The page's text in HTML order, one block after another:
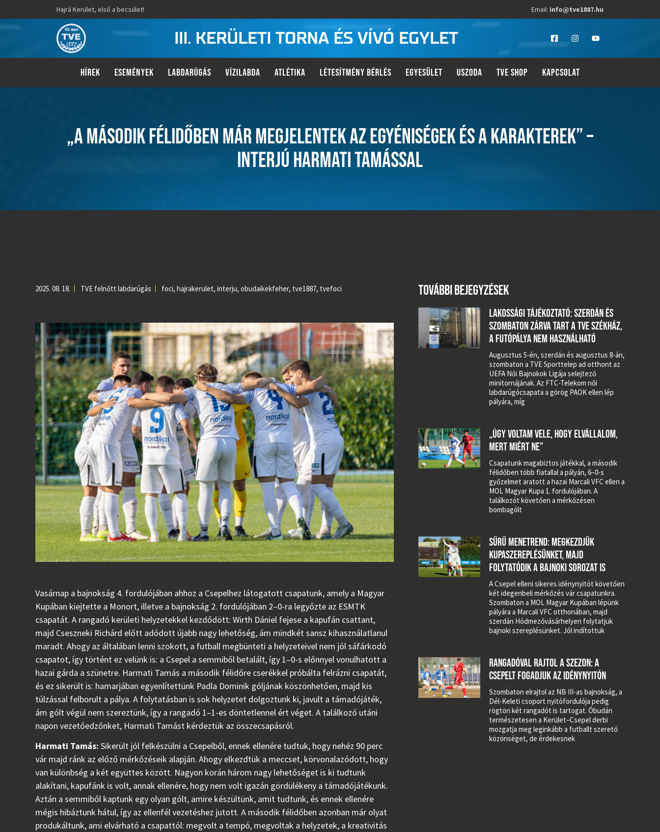
Hajrá Kerület, első a becsület! Email: info@tve1887.hu
III. KERÜLETI TORNA ÉS VÍVÓ EGYLET
HÍREK ESEMÉNYEK LABDARÚGÁS VÍZILABDA ATLÉTIKA LÉTESÍTMÉNY BÉRLÉS EGYESÜLET USZODA TVE SHOP KAPCSOLAT
„A MÁSODIK FÉLIDŐBEN MÁR MEGJELENTEK AZ EGYÉNISÉGEK ÉS A KARAKTEREK” –
INTERJÚ HARMATI TAMÁSSAL
2025. 08. 18. TVE felnőtt labdarúgás foci, hajrakerulet, interju, obudaikekfeher, tve1887, tvefoci
Vasárnap a bajnokság 4. fordulójában ahhoz a Csepelhez látogatott csapatunk, amely a Magyar
Kupában kiejtette a Monort, illetve a bajnokság 2. fordulójában 2–0-ra legyőzte az ESMTK
csapatát. A rangadó kerületi helyzetekkel kezdődött: Wirth Dániel fejese a kapufán csattant,
majd Cseszneki Richárd előtt adódott újabb nagy lehetőség, ám mindkét sansz kihasználatlanul
maradt. Ahogy az általában lenni szokott, a futball megbünteti a helyzeteivel nem jól sáfárkodó
csapatot, így történt ez velünk is: a Csepel a semmiből betalált, így 1–0-s előnnyel vonulhatott a
hazai gárda a szünetre. Harmati Tamás a második félidőre cserékkel próbálta felrázni csapatát,
és ez sikerült is: hamarjában egyenlítettünk Padla Dominik góljának köszönhetően, majd kis
túlzással felborult a pálya. A folytatásban is sok helyzetet dolgoztunk ki, javult a támadójáték,
ám gólt végül nem szereztünk, így a rangadó 1–1-es döntetlennel ért véget. A találkozó utáni
napon vezetőedzőnket, Harmati Tamást kérdeztük az összecsapásról.
Harmati Tamás: Sikerült jól felkészülni a Csepelből, ennek ellenére tudtuk, hogy nehéz 90 perc
vár majd ránk az előző mérkőzéseik alapján. Ahogy elkezdtük a meccset, körvonalazódott, hogy
van különbség a két együttes között. Nagyon korán három nagy lehetőséget is ki tudtunk
alakítani, kapufánk is volt, annak ellenére, hogy nem volt igazán gördülékeny a támadójátékunk.
Aztán a semmiből kaptunk egy olyan gólt, amire készültünk, amit tudtunk, és ennek ellenére
mégis hibáztunk hátul, így az ellenfél vezetéshez jutott. A második félidőben azonban már olyat
produkáltunk, ami elvárható a csapattól: megvolt a tempó, megvoltak a helyzetek, a kreativitás
TOVÁBBI BEJEGYZÉSEK
LAKOSSÁGI TÁJÉKOZTATÓ: SZERDÁN ÉS
SZOMBATON ZÁRVA TART A TVE SZÉKHÁZ,
A FUTÓPÁLYA NEM HASZNÁLHATÓ
Augusztus 5-én, szerdán és augusztus 8-án,
szombaton a TVE Sporttelep ad otthont az
UEFA Női Bajnokok Ligája selejtező
minitornájának. Az FTC-Telekom női
labdarúgócsapata a görög PAOK ellen lép
pályára, míg
„ÚGY VOLTAM VELE, HOGY ELVÁLLALOM,
MERT MIÉRT NE”
Csapatunk magabiztos játékkal, a második
félidőben több fiatallal a pályán, 6–0-s
győzelmet aratott a hazai Marcali VFC ellen a
MOL Magyar Kupa 1. fordulójában. A
találkozót követően a mérkőzésen
bombagólt
SŰRŰ MENETREND: MEGKEZDJÜK
KUPASZEREPLÉSÜNKET, MAJD
FOLYTATÓDIK A BAJNOKI SOROZAT IS
A Csepel elleni sikeres idénynyitót követően
két idegenbeli mérkőzés vár csapatunkra.
Szombaton a MOL Magyar Kupában lépünk
pályára a Marcali VFC otthonában, majd
szerdán Hódmezővásárhelyen folytatjuk
bajnoki szereplésünket. Jól indítottuk
RANGADÓVAL RAJTOL A SZEZON: A
CSEPELT FOGADJUK AZ IDÉNYNYITÓN
Szombaton elrajtol az NB III-as bajnokság, a
Dél-Keleti csoport nyitófordulója pedig
rögtön két rangadót is tartogat. Óbudán
természetesen a Kerület–Csepel derbi
mozgatja meg leginkább a futballt szerető
közönséget, de érdekesnek